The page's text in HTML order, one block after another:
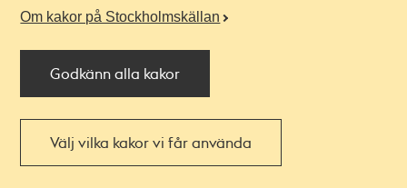
Om kakor på Stockholmskällan
Godkänn alla kakor
Välj vilka kakor vi får använda